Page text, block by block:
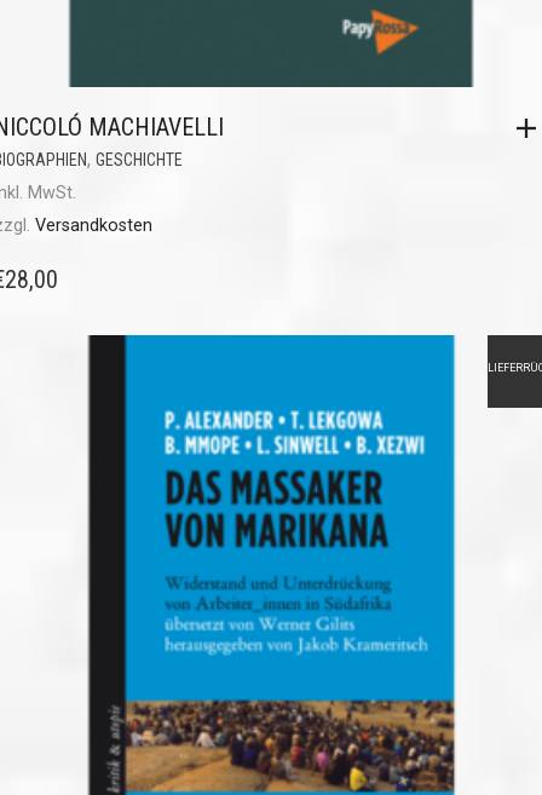
MACHIAVELLI
, GESCHICHTE
MwSt.
Versandkosten
28,00